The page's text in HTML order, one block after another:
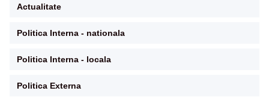
Actualitate
Politica Interna - nationala
Politica Interna - locala
Politica Externa